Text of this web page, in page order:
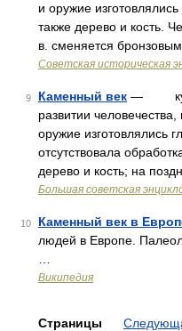
и оружие
также дерево и кость.
в. сменяется
Советская историческая
9 Каменный век —
развитии
оружие изготовлялись
отсутствовала
дерево и кость; на
Большая советская
10 Каменный век в
людей в Европе.
Википедия
Страницы